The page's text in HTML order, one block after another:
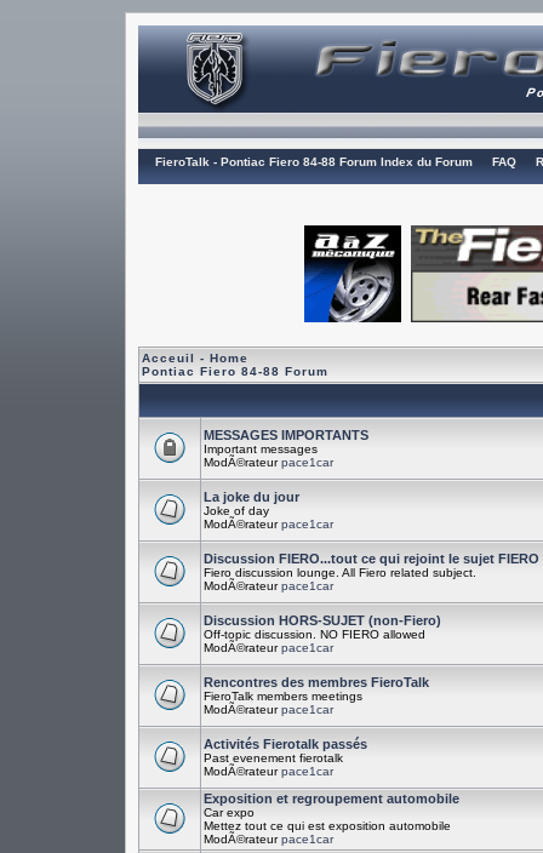
FieroTalk - Pontiac Fiero 84-88 Forum Index du Forum FAQ
Acceuil - Home
Pontiac Fiero 84-88 Forum
MESSAGES IMPORTANTS
Important messages
ModÃ©rateurpace1car
La joke du jour
Joke of day
ModÃ©rateurpace1car
Discussion FIERO...tout ce qui rejoint le sujet FIERO
Fiero discussion lounge. All Fiero related subject.
ModÃ©rateurpace1car
Discussion HORS-SUJET (non-Fiero)
Off-topic discussion. NO FIERO allowed
ModÃ©rateurpace1car
Rencontres des membres FieroTalk
FieroTalk members meetings
ModÃ©rateurpace1car
Activités Fierotalk passés
Past evenement fierotalk
ModÃ©rateurpace1car
Exposition et regroupement automobile
Car expo
Mettez tout ce qui est exposition automobile
ModÃ©rateurpace1car